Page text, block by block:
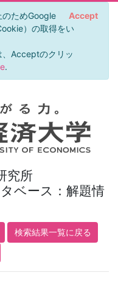
ためGoogle
）の取得をい
、Acceptのクリッ
.
Accept
究所
ベース：解題情
検索結果一覧に戻る